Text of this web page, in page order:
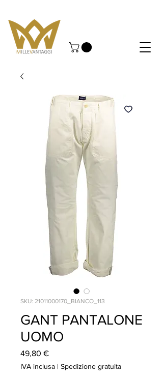
SKU: 21011000170_BIANCO_113
GANT PANTALONE
UOMO
49,80 €Prezzo
IVA inclusa | Spedizione gratuita